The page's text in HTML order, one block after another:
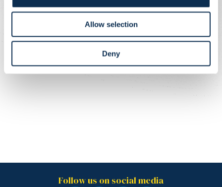
Allow selection
Deny
Follow us on social media